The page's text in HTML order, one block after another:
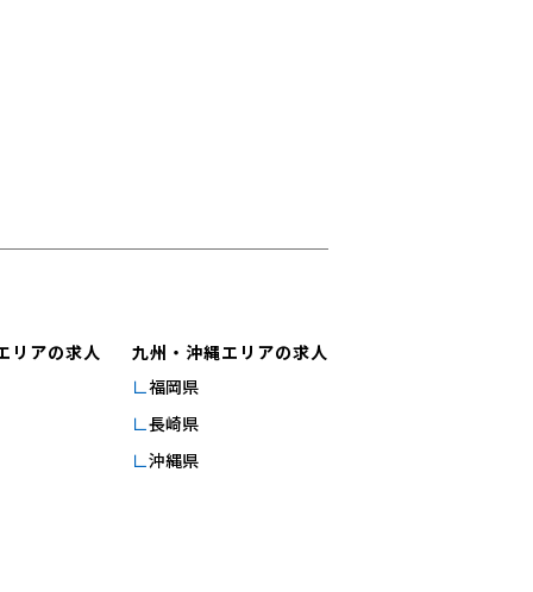
リアの求人
九州・沖縄エリアの求人
福岡県
長崎県
沖縄県